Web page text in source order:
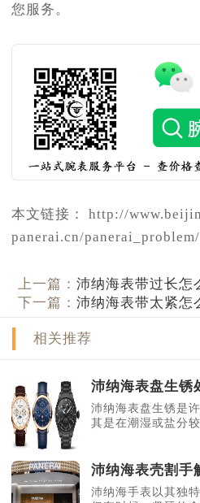
您服务。
本文链接： http://
panerai.cn/
上一篇：沛纳海表带过长怎
下一篇：沛纳海表带太紧怎
相关推荐
沛纳海表盘生锈
沛纳海表盘生锈是
其是在潮湿或盐分
沛纳海表壳割手
沛纳海手表以其独